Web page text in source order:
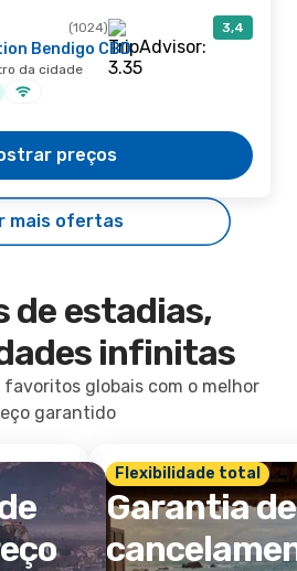
(1024) 3,4
Bendigo CBD
da cidade
preços
mais ofertas
de estadias,
infinitas
favoritos globais com o melhor
garantido
Flexibilidade total
Garantia de